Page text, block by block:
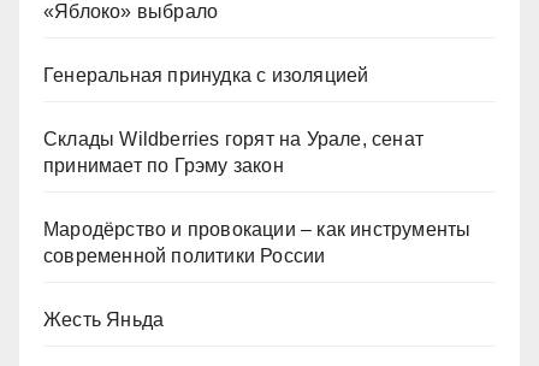
«Яблоко» выбрало
Генеральная принудка с изоляцией
Склады Wildberries горят на Урале, сенат
принимает по Грэму закон
Мародёрство и провокации – как инструменты
современной политики России
Жесть Яньда